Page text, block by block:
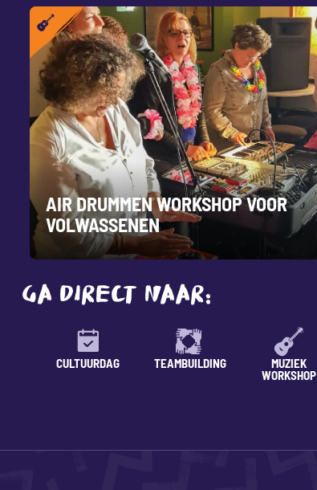
AIR DRUMMEN WORKSHOP VOOR
VOLWASSENEN
GA DIRECT NAAR:
CULTUURDAG TEAMBUILDING
MUZIEK
WORKSHOP